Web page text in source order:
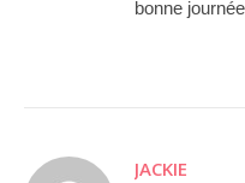
bonne journée
JACKIE